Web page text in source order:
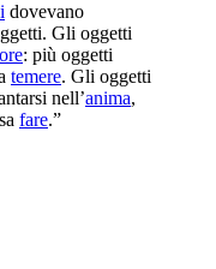
dovevano
Gli oggetti
: più oggetti
temere. Gli oggetti
nell’anima,
fare.”